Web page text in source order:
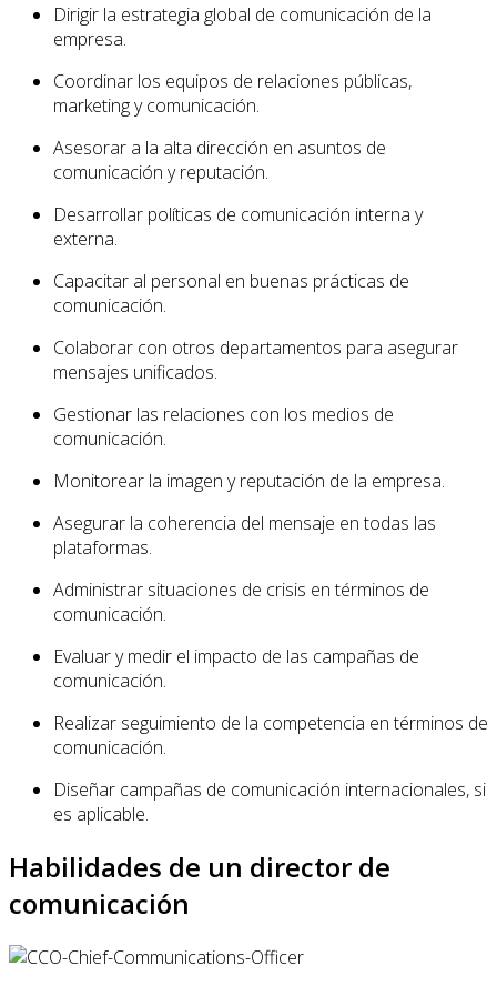
Dirigir la estrategia global de comunicación de la
empresa.
Coordinar los equipos de relaciones públicas,
marketing y comunicación.
Asesorar a la alta dirección en asuntos de
comunicación y reputación.
Desarrollar políticas de comunicación interna y
externa.
Capacitar al personal en buenas prácticas de
comunicación.
Colaborar con otros departamentos para asegurar
mensajes unificados.
Gestionar las relaciones con los medios de
comunicación.
Monitorear la imagen y reputación de la empresa.
Asegurar la coherencia del mensaje en todas las
plataformas.
Administrar situaciones de crisis en términos de
comunicación.
Evaluar y medir el impacto de las campañas de
comunicación.
Realizar seguimiento de la competencia en términos de
comunicación.
Diseñar campañas de comunicación internacionales, si
es aplicable.
Habilidades de un director de
comunicación